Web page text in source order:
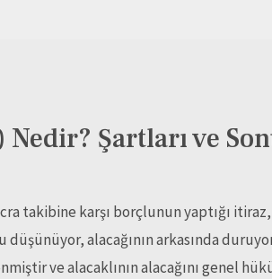
Şartları ve
takibine karşı borçlunun yaptığı
alacağının arkasında
ve alacaklının alacağını genel